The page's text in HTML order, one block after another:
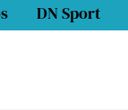
DN Sport